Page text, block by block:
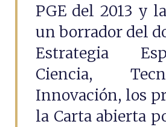
PGE del 2013 y
un borrador del
Estrategia
Ciencia,
Innovación, los
la Carta abierta